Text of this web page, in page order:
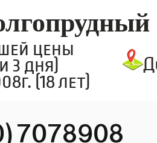
цены
3 дня)
(18 лет)